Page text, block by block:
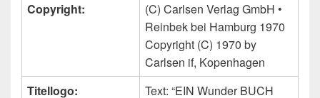
Copyright:
(C) Carlsen Verlag GmbH •
Reinbek bei Hamburg 1970
Copyright (C) 1970 by
Carlsen if, Kopenhagen
Titellogo:
Text: “EIN Wunder BUCH